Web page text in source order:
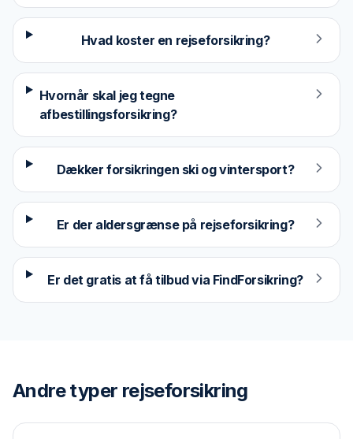
Hvad koster en rejseforsikring?
Hvornår skal jeg tegne
afbestillingsforsikring?
Dækker forsikringen ski og vintersport?
Er der aldersgrænse på rejseforsikring?
Er det gratis at få tilbud via FindForsikring?
Andre typer rejseforsikring